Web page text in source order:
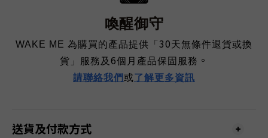
喚醒御守
WAKE ME 為購買的產品提供「 30天無條件退貨或換
貨」服務及 6個月產品保固服務 。
請聯絡我們或了解更多資訊
送貨及付款方式